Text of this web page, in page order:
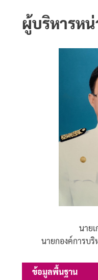
ผู้บริหารห
นาย
นายกองค์การบ
ข้อมูลพื้นฐาน